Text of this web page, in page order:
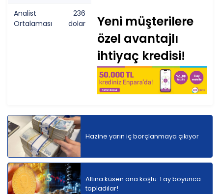
Analist
Ortalaması
236
dolar
Yeni müşterilere
özel avantajlı
ihtiyaç kredisi!
Hazine yarın iç borçlanmaya çıkıyor
Altına küsen ona koştu: 1 ay boyunca
topladılar!